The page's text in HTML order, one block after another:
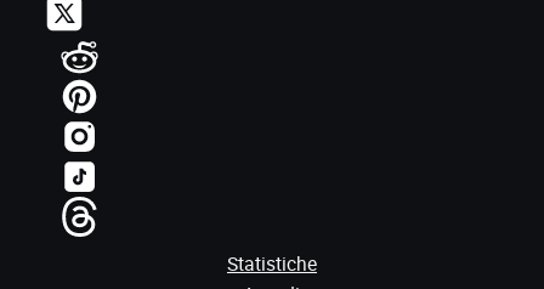
Statistiche